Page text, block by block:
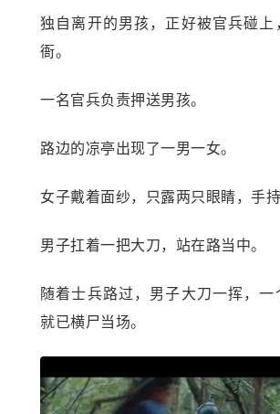
独自离开的男孩，正好被官兵碰上
衙。
一名官兵负责押送男孩。
路边的凉亭出现了一男一女。
女子戴着面纱，只露两只眼睛，手持
男子扛着一把大刀，站在路当中。
随着士兵路过，男子大刀一挥，一
就已横尸当场。